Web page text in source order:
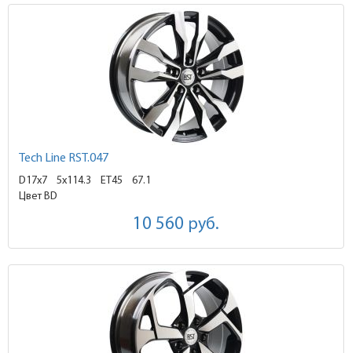
Tech Line RST.047
D17x7 5x114.3 ET45
67.1
Цвет BD
10 560 руб.